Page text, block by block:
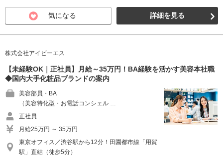
気になる 詳細を見る
株式会社アイビーエス
【未経験OK｜正社員】月給～35万円！BA経験を活かす美容本社職
◆国内大手化粧品ブランドの案内
美容部員・BA
（美容特化型・お電話コンシェル …
正社員
月給25万円 ～ 35万円
東京オフィス／渋谷駅から12分！田園都市線「用賀
駅」直結（徒歩5分）